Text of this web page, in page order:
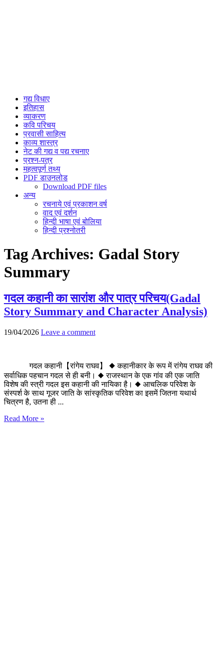
गद्य विधाए
इतिहास
व्याकरण
कवि परिचय
प्रवासी साहित्य
काव्य शास्त्र
नेट की गद्य व पद्य रचनाए
प्रश्न-पत्र
महत्वपूर्ण तथ्य
PDF डाउनलोड
Download PDF files
अन्य
रचनाये एवं प्रकाशन वर्ष
वाद एवं दर्शन
हिन्दी भाषा एवं बोलिया
हिन्दी प्रश्नोतरी
Tag Archives: Gadal Story
Summary
गदल कहानी का सारांश और पात्र परिचय(Gadal
Story Summary and Character Analysis)
19/04/2026 Leave a comment
गदल कहानी【रांगेय राघव】 ◆ कहानीकार के रूप में रांगेय राघव की
सर्वाधिक पहचान गदल से ही बनी। ◆ राजस्थान के एक गांव की एक जाति
विशेष की स्त्री गदल इस कहानी की नायिका है। ◆ आचलिक परिवेश के
संस्पर्श के साथ गूजर जाति के सांस्कृतिक परिवेश का इसमें जितना यथार्थ
चित्रण है, उतना ही ...
Read More »